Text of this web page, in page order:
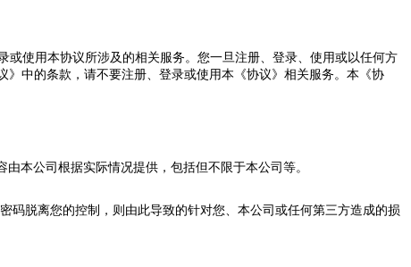
使用本协议所涉及的相关服务。您一旦注册、登录、使用或以任何方
中的条款，请不要注册、登录或使用本《协议》相关服务。本《协
本公司根据实际情况提供，包括但不限于本公司等。
码脱离您的控制，则由此导致的针对您、本公司或任何第三方造成的损